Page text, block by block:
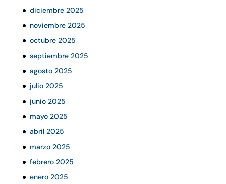
diciembre 2025
noviembre 2025
octubre 2025
septiembre 2025
agosto 2025
julio 2025
junio 2025
mayo 2025
abril 2025
marzo 2025
febrero 2025
enero 2025